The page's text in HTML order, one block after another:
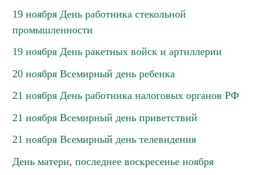
19 ноября День работника стекольной
промышленности
19 ноября День ракетных войск и артиллерии
20 ноября Всемирный день ребенка
21 ноября День работника налоговых органов РФ
21 ноября Всемирный день приветствий
21 ноября Всемирный день телевидения
День матери, последнее воскресенье ноября